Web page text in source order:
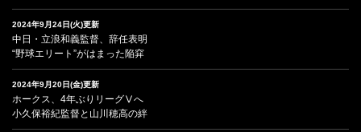
2024年9月24日(火)更新
中日・立浪和義監督、辞任表明
“野球エリート”がはまった陥穽
2024年9月20日(金)更新
ホークス、4年ぶりリーグⅤへ
小久保裕紀監督と山川穂高の絆